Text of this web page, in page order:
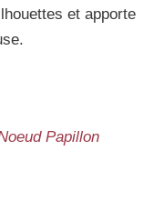
et apporte
Papillon